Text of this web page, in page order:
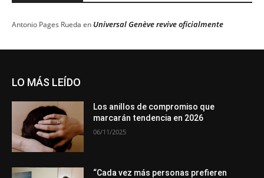
Antonio Pages Rueda en Universal Genève revive oficialmente
LO MÁS LEÍDO
Los anillos de compromiso que
marcarán tendencia en 2026
06/11/2025
“Cada vez más personas prefieren